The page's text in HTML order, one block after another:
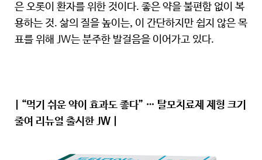
은 오롯이 환자를 위한 것이다. 좋은 약을 불편함 없이 복
용하는 것. 삶의 질을 높이는, 이 간단하지만 쉽지 않은 목
표를 위해 JW는 분주한 발걸음을 이어가고 있다.
| “먹기 쉬운 약이 효과도 좋다” … 탈모치료제 제형 크기
줄여 리뉴얼 출시한 JW |